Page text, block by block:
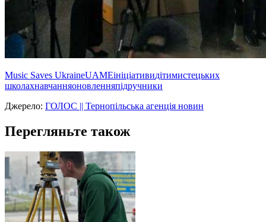
Music Saves UkraineUAMEініціативидітимистецьких
школахнавчанняоновленняпідручники
Джерело: ГОЛОС || Тернопільська агенція новин
Перегляньте також